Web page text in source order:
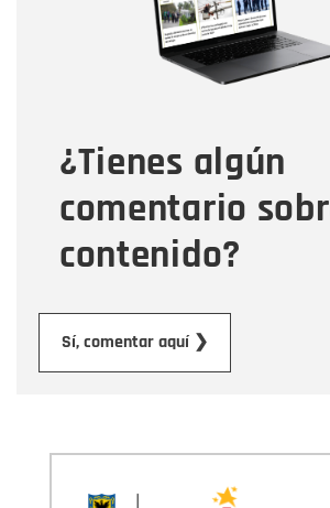
¿Tienes algún
comentario
contenido?
Sí, comentar aquí ❯
Tipo de comentario
Mensaje